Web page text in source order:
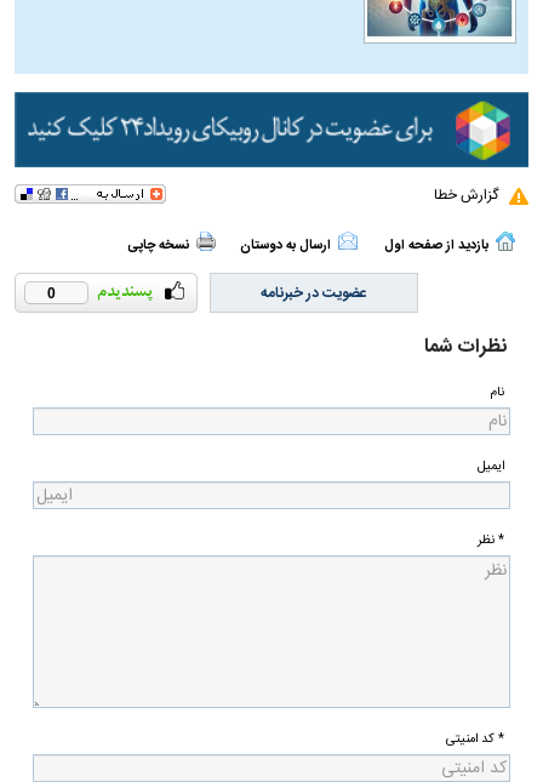
گزارش خطا
بازدید از صفحه اول ارسال به دوستان نسخه چاپی
0 عضویت در خبرنامه
نظرات شما
نام
ایمیل
* نظر
* کد امنیتی